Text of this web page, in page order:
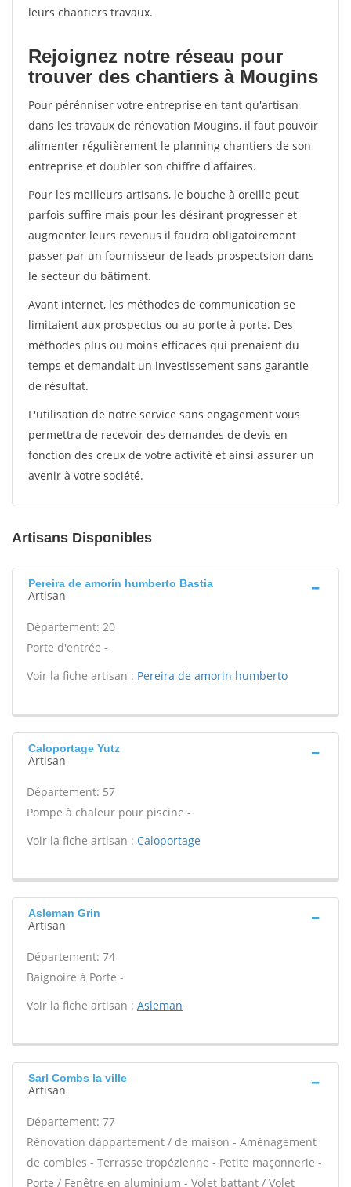
leurs chantiers travaux.
Rejoignez notre réseau pour
trouver des chantiers à Mougins
Pour pérénniser votre entreprise en tant qu'artisan
dans les travaux de rénovation Mougins, il faut pouvoir
alimenter régulièrement le planning chantiers de son
entreprise et doubler son chiffre d'affaires.
Pour les meilleurs artisans, le bouche à oreille peut
parfois suffire mais pour les désirant progresser et
augmenter leurs revenus il faudra obligatoirement
passer par un fournisseur de leads prospectsion dans
le secteur du bâtiment.
Avant internet, les méthodes de communication se
limitaient aux prospectus ou au porte à porte. Des
méthodes plus ou moins efficaces qui prenaient du
temps et demandait un investissement sans garantie
de résultat.
L'utilisation de notre service sans engagement vous
permettra de recevoir des demandes de devis en
fonction des creux de votre activité et ainsi assurer un
avenir à votre société.
Artisans Disponibles
Pereira de amorin humberto Bastia
Artisan
Département: 20
Porte d'entrée -
Voir la fiche artisan : Pereira de amorin humberto
Caloportage Yutz
Artisan
Département: 57
Pompe à chaleur pour piscine -
Voir la fiche artisan : Caloportage
Asleman Grin
Artisan
Département: 74
Baignoire à Porte -
Voir la fiche artisan : Asleman
Sarl Combs la ville
Artisan
Département: 77
Rénovation dappartement / de maison - Aménagement
de combles - Terrasse tropézienne - Petite maçonnerie -
Porte / Fenêtre en aluminium - Volet battant / Volet